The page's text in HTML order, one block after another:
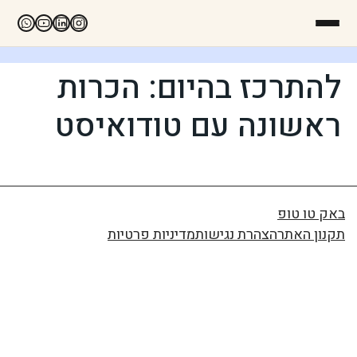
להתרכז בהיום: הכרות
ראשונה עם טודואיסט
באק טו טופ
תקנון האתרהצהרת נגישותמדיניות פרטיות